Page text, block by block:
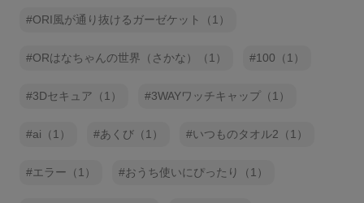
ORI風が通り抜けるガーゼケット（1）
ORはなちゃんの世界（さかな）（1） 100（1）
3Dセキュア（1） 3WAYワッチキャップ（1）
ai（1） あくび（1） いつものタオル2（1）
エラー（1） おうち使いにぴったり（1）